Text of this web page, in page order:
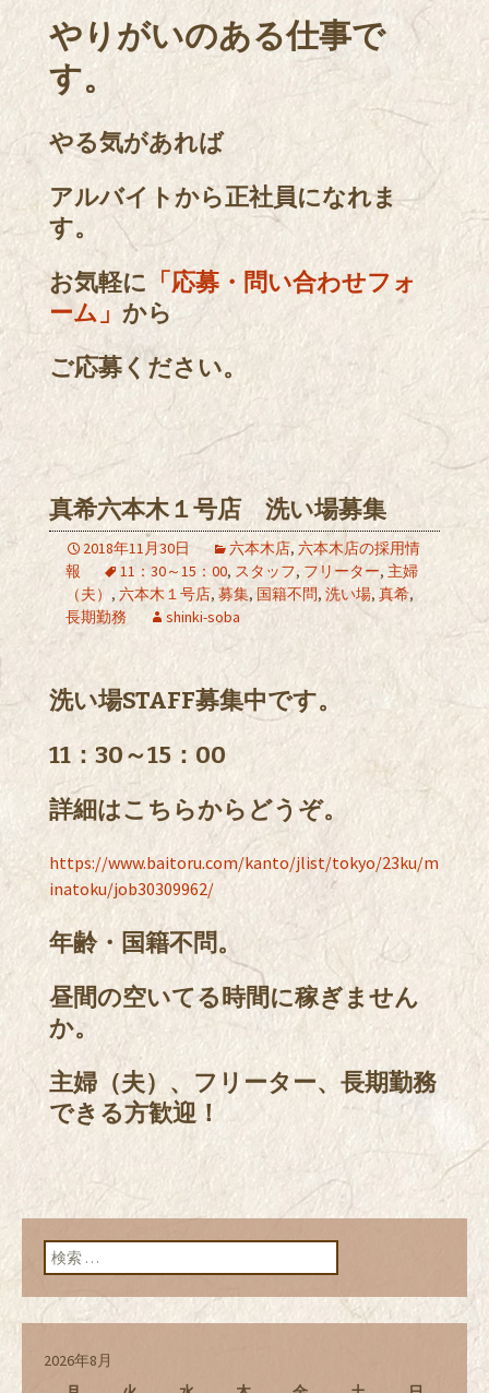
やりがいのある仕事で
す。
やる気があれば
アルバイトから正社員になれま
す。
お気軽に 「応募・問い合わせフォ
ーム」 から
ご応募ください。
真希六本木１号店 洗い場募集
2018年11月30日 六本木店, 六本木店の採用情
報
11：30～15：00, スタッフ, フリーター, 主婦
（夫） , 六本木１号店, 募集, 国籍不問, 洗い場, 真希,
長期勤務
shinki-soba
洗い場STAFF募集中です。
11：30～15：00
詳細はこちらからどうぞ。
https://www.baitoru.com/kanto/jlist/tokyo/23ku/m
inatoku/job30309962/
年齢・国籍不問。
昼間の空いてる時間に稼ぎません
か。
主婦（夫）、フリーター、長期勤務
できる方歓迎！
検索:
2026年8月